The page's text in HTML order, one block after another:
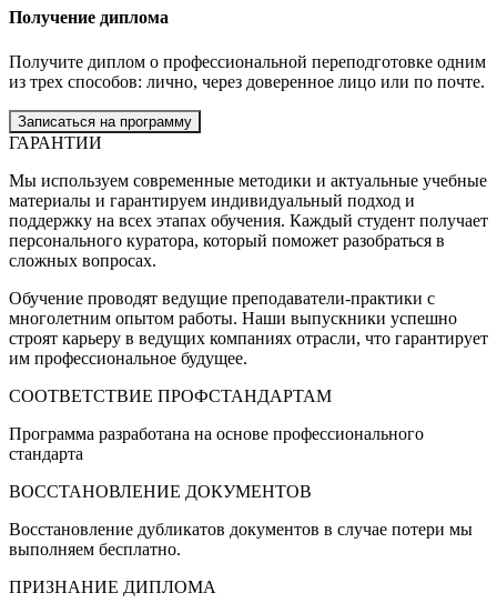
Получение диплома
Получите диплом о профессиональной переподготовке одним
из трех способов: лично, через доверенное лицо или по почте.
Записаться на программу
ГАРАНТИИ
Мы используем современные методики и актуальные учебные
материалы и гарантируем индивидуальный подход и
поддержку на всех этапах обучения. Каждый студент получает
персонального куратора, который поможет разобраться в
сложных вопросах.
Обучение проводят ведущие преподаватели-практики с
многолетним опытом работы. Наши выпускники успешно
строят карьеру в ведущих компаниях отрасли, что гарантирует
им профессиональное будущее.
СООТВЕТСТВИЕ ПРОФСТАНДАРТАМ
Программа разработана на основе профессионального
стандарта
ВОССТАНОВЛЕНИЕ ДОКУМЕНТОВ
Восстановление дубликатов документов в случае потери мы
выполняем бесплатно.
ПРИЗНАНИЕ ДИПЛОМА